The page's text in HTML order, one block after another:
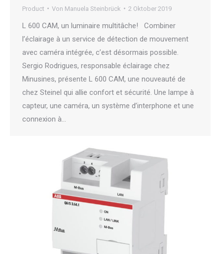
Product Von Manuela Steinbrück 2 Oktober 2019
L 600 CAM, un luminaire multitâche! Combiner
l’éclairage à un service de détection de mouvement
avec caméra intégrée, c’est désormais possible.
Sergio Rodrigues, responsable éclairage chez
Minusines, présente L 600 CAM, une nouveauté de
chez Steinel qui allie confort et sécurité. Une lampe à
capteur, une caméra, un système d’interphone et une
connexion à…